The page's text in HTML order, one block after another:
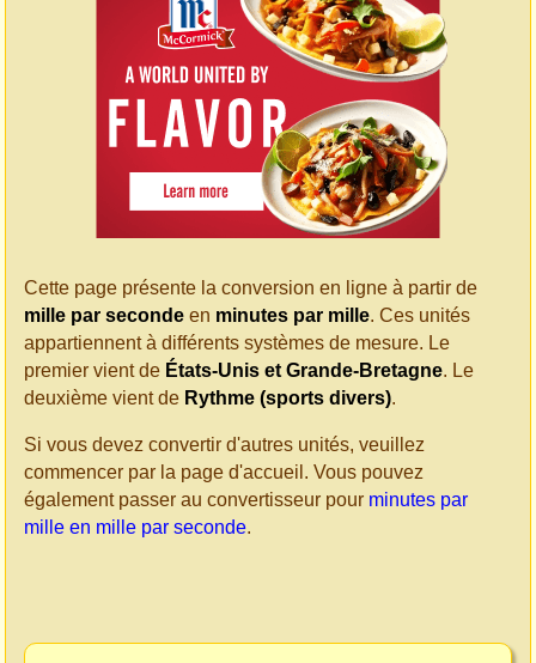
Cette page présente la conversion en ligne à partir de
mille par seconde en minutes par mille. Ces unités
appartiennent à différents systèmes de mesure. Le
premier vient de États-Unis et Grande-Bretagne. Le
deuxième vient de Rythme (sports divers).
Si vous devez convertir d'autres unités, veuillez
commencer par la page d'accueil. Vous pouvez
également passer au convertisseur pour minutes par
mille en mille par seconde.